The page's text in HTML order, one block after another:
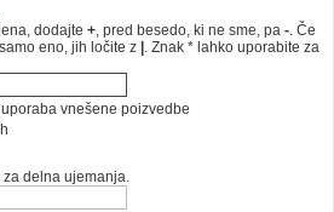
dodajte + , pred besedo, ki ne sme, pa - . Če
eno, jih ločite z | . Znak * lahko uporabite za
vnešene poizvedbe
delna ujemanja.